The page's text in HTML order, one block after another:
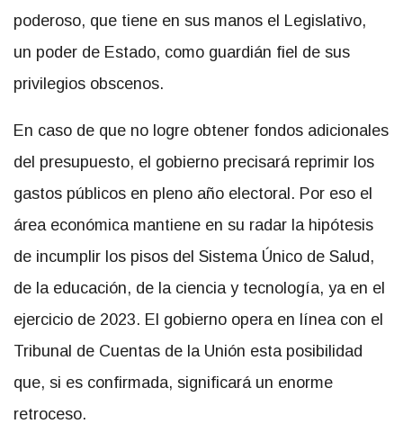
poderoso, que tiene en sus manos el Legislativo,
un poder de Estado, como guardián fiel de sus
privilegios obscenos.
En caso de que no logre obtener fondos adicionales
del presupuesto, el gobierno precisará reprimir los
gastos públicos en pleno año electoral. Por eso el
área económica mantiene en su radar la hipótesis
de incumplir los pisos del Sistema Único de Salud,
de la educación, de la ciencia y tecnología, ya en el
ejercicio de 2023. El gobierno opera en línea con el
Tribunal de Cuentas de la Unión esta posibilidad
que, si es confirmada, significará un enorme
retroceso.